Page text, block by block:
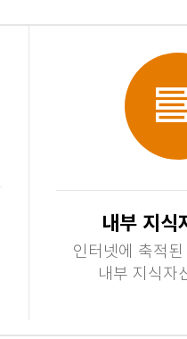
내부 지식
인터넷에 축적
내부 지식자